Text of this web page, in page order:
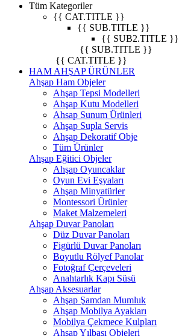
Tüm Kategoriler
{{ CAT.TITLE }}
{{ SUB.TITLE }}
{{ SUB2.TITLE }}
{{ SUB.TITLE }}
{{ CAT.TITLE }}
HAM AHŞAP ÜRÜNLER
Ahşap Ham Objeler
Ahşap Tepsi Modelleri
Ahşap Kutu Modelleri
Ahsap Sunum Ürünleri
Ahşap Supla Servis
Ahşap Dekoratif Obje
Tüm Ürünler
Ahşap Eğitici Objeler
Ahşap Oyuncaklar
Oyun Evi Eşyaları
Ahşap Minyatürler
Montessori Ürünler
Maket Malzemeleri
Ahşap Duvar Panoları
Düz Duvar Panoları
Figürlü Duvar Panoları
Boyutlu Rölyef Panolar
Fotoğraf Çerçeveleri
Anahtarlık Kapı Süsü
Ahşap Aksesuarlar
Ahşap Şamdan Mumluk
Ahşap Mobilya Ayakları
Mobilya Çekmece Kulpları
Ahşap Yılbaşı Objeleri